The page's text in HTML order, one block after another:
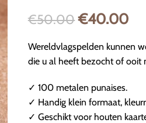
€50.00 €40.00
Wereldvlagspelden kunnen
die u al heeft bezocht of ooit
✓ 100 metalen punaises.
✓ Handig klein formaat,
✓ Geschikt voor houten